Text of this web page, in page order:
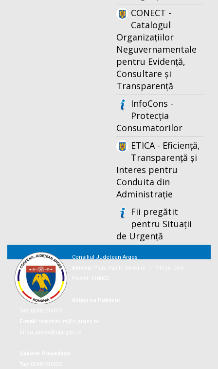
CONECT -
Catalogul
Organizațiilor
Neguvernamentale
pentru Evidență,
Consultare și
Transparență
InfoCons -
Protecția
Consumatorilor
ETICA - Eficiență,
Transparență și
Interes pentru
Conduita din
Administrație
Fii pregătit
pentru Situații
de Urgență
Consiliul Județean Argeș